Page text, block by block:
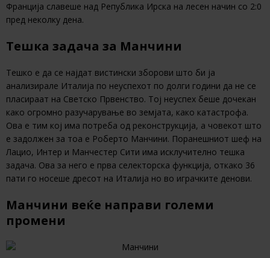
Франција славеше над Република Ирска на лесен начин со 2:0
пред неколку дена.
Тешка задача за Манчини
Тешко е да се најдат вистински зборови што би ја
анализирале Италија по неуспехот по долги години да не се
пласираат на Светско Првенство. Тој неуспех беше дочекан
како огромно разучарување во земјата, како катастрофа.
Ова е тим кој има потреба од реконструкција, а човекот што
е задолжен за тоа е Роберто Манчини. Поранешниот шеф на
Лацио, Интер и Манчестер Сити има исклучително тешка
задача. Ова за него е прва селекторска функција, откако 36
пати го носеше дресот на Италија но во играчките денови.
Манчини веќе направи големи
промени